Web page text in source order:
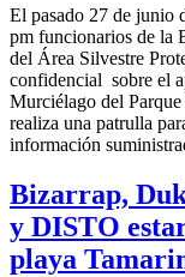
El pasado 27 de junio
pm funcionarios de la
del Área Silvestre
confidencial sobre el
Murciélago del
realiza una patrulla
información
Bizarrap,
y DISTO
playa